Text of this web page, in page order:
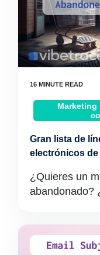
Marketing
Gran lista de
electrónicos
¿Quieres un
abandonado?